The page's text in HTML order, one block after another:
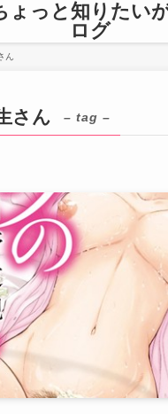
ょっと知りたい
ログ
ん
さん – tag –